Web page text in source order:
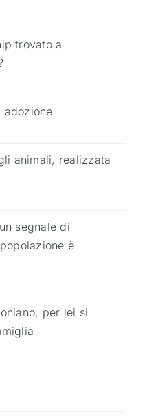
trovato a
adozione
animali, realizzata
segnale di
è
per lei si